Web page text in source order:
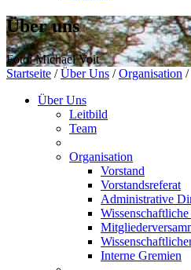
Über uns
Foto: Michael Voit
Startseite / Über Uns / Organisation /
Über Uns
Leitbild
Team
Organisation
Vorstand
Vorstandsreferat
Administrative
Interne Gremien